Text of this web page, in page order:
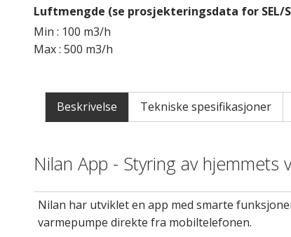
Luftmengde (se prosjekteringsdata for SEL/
Min : 100 m3/h
Max : 500 m3/h
Beskrivelse Tekniske spesifikasjoner
Nilan App - Styring av
Nilan har utviklet en app med smarte
varmepumpe direkte fra mobiltelefonen.